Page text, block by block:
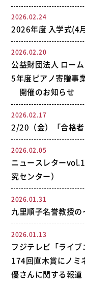
2026.02.24
2026年度 入学式(4
2026.02.20
公益財団法人 ロー
5年度ピアノ寄贈事
開催のお知らせ
2026.02.17
2/20（金）「合格
2026.02.05
ニュースレター
究センター）
2026.01.31
九里順子名誉教授
2026.01.13
フジテレビ「ライ
174回直木賞にノミ
優さんに関する報道